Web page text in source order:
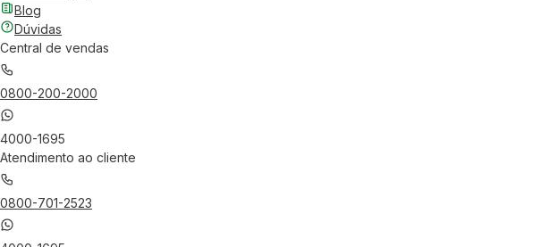
Blog
Dúvidas
Central de vendas
0800-200-2000
4000-1695
Atendimento ao cliente
0800-701-2523